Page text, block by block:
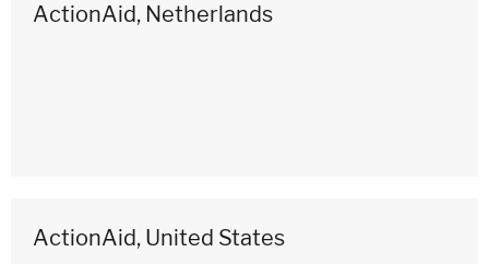
ActionAid, Netherlands
ActionAid, United States